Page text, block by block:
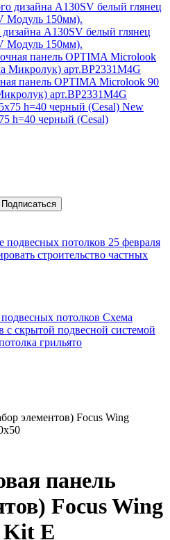
A130SV белый глянец
Модуль 150мм).
панель OPTIMA Microlook 90
арт.BP2331M4G
New
h=40 черный (Cesal)
Подписаться
подвесных потолков 25 февраля
строительство частных
потолков Схема
с скрытой подвесной системой
грильято
элементов) Focus Wing
панель
Focus Wing
Kit E